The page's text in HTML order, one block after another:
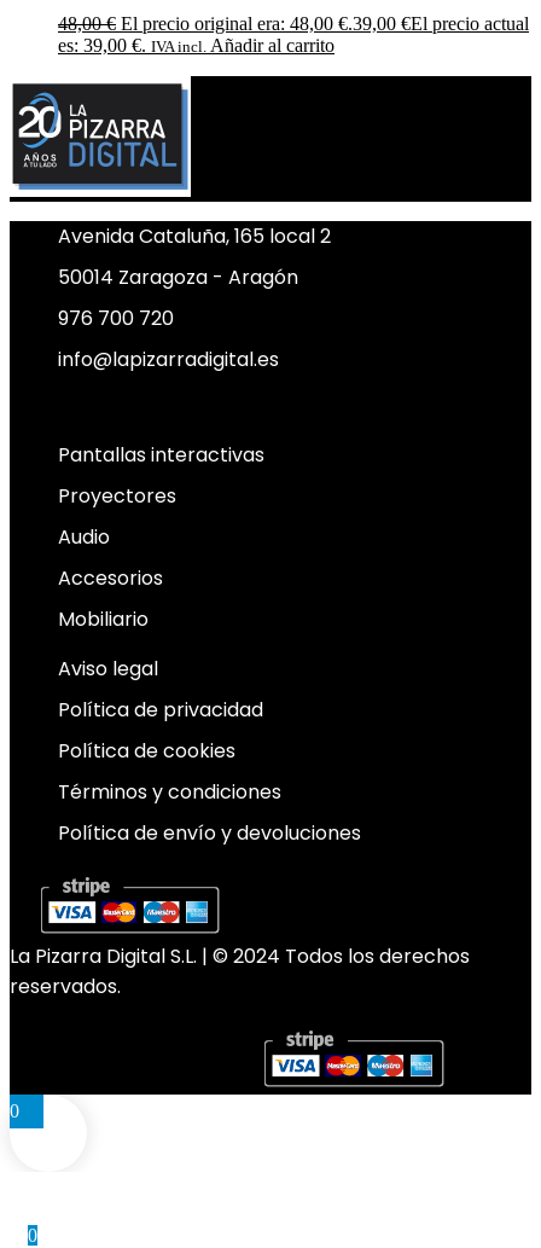
48,00€ El precio original era: 48,00 €.39,00 €El precio actual
es: 39,00 €. IVA incl. Añadir al carrito
Avenida Cataluña, 165 local 2
50014 Zaragoza - Aragón
976 700 720
info@lapizarradigital.es
Pantallas interactivas
Proyectores
Audio
Accesorios
Mobiliario
Aviso legal
Política de privacidad
Política de cookies
Términos y condiciones
Política de envío y devoluciones
La Pizarra Digital S.L. | © 2024 Todos los derechos
reservados.
0
0